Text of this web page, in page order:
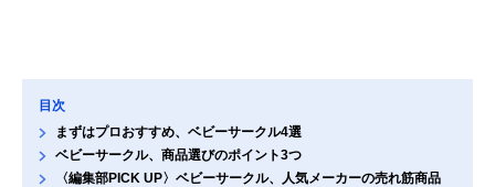
目次
まずはプロおすすめ、ベビーサークル4選
ベビーサークル、商品選びのポイント3つ
〈編集部PICK UP〉ベビーサークル、人気メーカーの売れ筋商品